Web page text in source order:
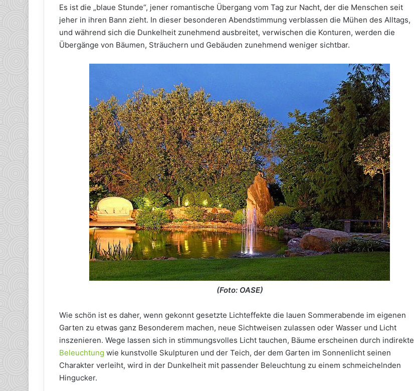
Es ist die „blaue Stunde“, jener romantische Übergang vom Tag zur Nacht, der die Menschen seit
jeher in ihren Bann zieht. In dieser besonderen Abendstimmung verblassen die Mühen des Alltags,
und während sich die Dunkelheit zunehmend ausbreitet, verwischen die Konturen, werden die
Übergänge von Bäumen, Sträuchern und Gebäuden zunehmend weniger sichtbar.
(Foto: OASE)
Wie schön ist es daher, wenn gekonnt gesetzte Lichteffekte die lauen Sommerabende im eigenen
Garten zu etwas ganz Besonderem machen, neue Sichtweisen zulassen oder Wasser und Licht
inszenieren. Wege lassen sich in stimmungsvolles Licht tauchen, Bäume erscheinen durch indirekte
Beleuchtung wie kunstvolle Skulpturen und der Teich, der dem Garten im Sonnenlicht seinen
Charakter verleiht, wird in der Dunkelheit mit passender Beleuchtung zu einem schmeichelnden
Hingucker.